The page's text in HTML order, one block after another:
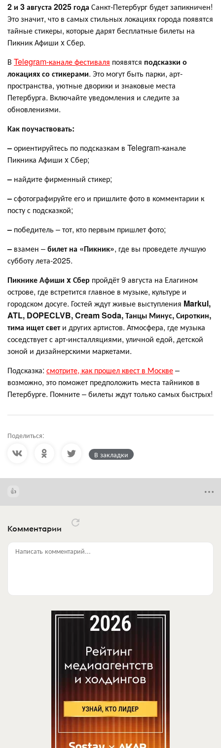
2 и 3 августа 2025 года Санкт-Петербург будет запикничен!
Это значит, что в самых стильных локациях города появятся
тайные стикеры, которые дарят бесплатные билеты на
Пикник Афиши x Сбер.
В Telegram-канале фестиваля появятся подсказки о
локациях со стикерами. Это могут быть парки, арт-
пространства, уютные дворики и знаковые места
Петербурга. Включайте уведомления и следите за
обновлениями.
Как поучаствовать:
–ориентируйтесь по подсказкам в Telegram-канале
Пикника Афиши x Сбер;
– найдите фирменный стикер;
–сфотографируйте его и пришлите фото в комментарии к
посту с подсказкой;
– победитель – тот, кто первым пришлет фото;
– взамен –билет на «Пикник», где вы проведете лучшую
субботу лета-2025.
Пикнике Афиши x Сбер пройдёт 9 августа на Елагином
острове, где встретится главное в музыке, культуре и
городском досуге. Гостей ждут живые выступления Markul,
ATL, DOPECLVB, Cream Soda, Танцы Минус, Сироткин,
тима ищет свети других артистов. Атмосфера, где музыка
соседствует с арт-инсталляциями, уличной едой, детской
зоной и дизайнерскими маркетами.
Подсказка: смотрите, как прошел квест в Москве–
возможно, это поможет предположить места тайников в
Петербурге. Помните – билеты ждут только самых быстрых!
Поделиться:
В закладки
Комментарии
Написать комментарий...